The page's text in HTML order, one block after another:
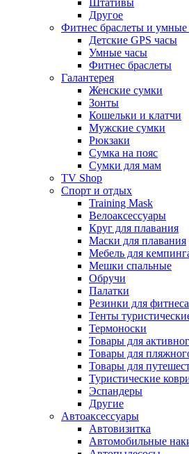
Штативы
Другое
Фитнес браслеты и умные
Детские GPS часы
Умные часы
Фитнес браслеты
Галантерея
Женские сумки
Зонты
Кошельки и клатчи
Мужские сумки
Рюкзаки
Сумка на пояс
Сумки для мам
TV Shop
Спорт и отдых
Training Mask
Велоаксессуары
Круг для плавания
Маски для плавания
Мебель для
Мешки спальные
Обручи
Палатки
Резинки для фитнеса
Тенты
Термоноски
Товары для
Товары для
Товары для
Туристические
Эспандеры
Другие
Автоаксессуары
Автовизитка
Автомобильные